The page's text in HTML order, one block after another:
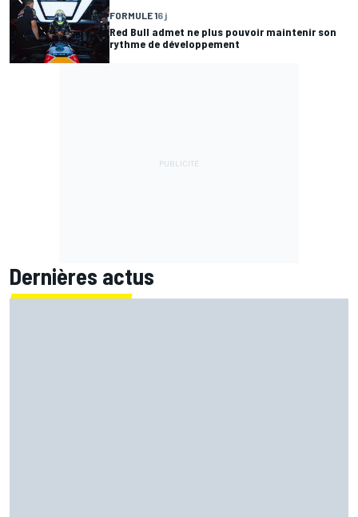
FORMULE 16 j
Red Bull admet ne plus pouvoir maintenir son
rythme de développement
Dernières actus